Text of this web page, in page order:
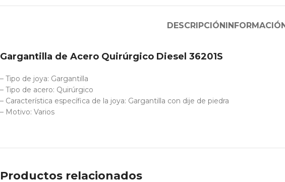
DESCRIPCIÓN
Gargantilla de Acero Quirúrgico Diesel 36201S
– Tipo de joya: Gargantilla
– Tipo de acero: Quirúrgico
– Característica específica de la joya: Gargantilla con dije de piedra
– Motivo: Varios
Productos relacionados